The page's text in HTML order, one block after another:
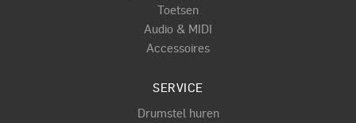
Toetsen
Audio & MIDI
Accessoires
SERVICE
Drumstel huren